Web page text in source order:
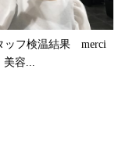
ッフ検温結果 merci
容...